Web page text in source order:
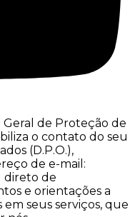
de Proteção de
o contato do seu
(D.P.O.),
de e-mail:
direto de
e orientações a
seus serviços, que